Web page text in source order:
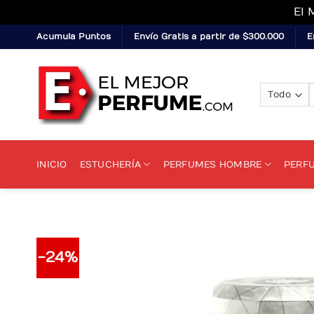
El
to
content
Acumula Puntos Envío Gratis a partir de $300.000
INICIO ESTUCHERÍA PERFUMES HOMBRE
-24%